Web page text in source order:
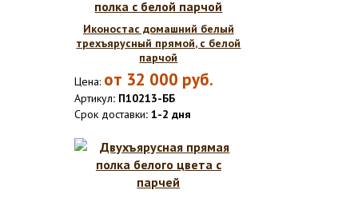
Иконостас домашний белый
трехъярусный прямой, с белой
парчой
Цена: от 32 000 руб.
Артикул: П10213-ББ
Срок доставки: 1-2 дня